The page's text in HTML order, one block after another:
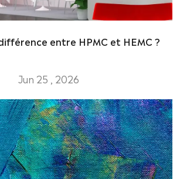
entre HPMC et HEMC ?
Jun 25 , 2026